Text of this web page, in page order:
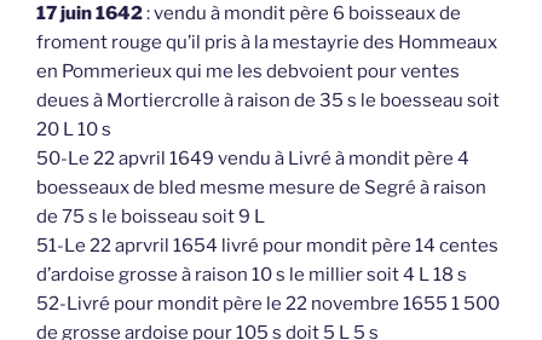
17 juin 1642: vendu à mondit père 6 boisseaux de
froment rouge qu’il pris à la mestayrie des Hommeaux
en Pommerieux qui me les debvoient pour ventes
deues à Mortiercrolle à raison de 35 s le boesseau soit
20 L 10 s
50-Le 22 apvril 1649 vendu à Livré à mondit père 4
boesseaux de bled mesme mesure de Segré à raison
de 75 s le boisseau soit 9 L
51-Le 22 aprvril 1654 livré pour mondit père 14 centes
d’ardoise grosse à raison 10 s le millier soit 4 L 18 s
52-Livré pour mondit père le 22 novembre 1655 1 500
de grosse ardoise pour 105 s doit 5 L 5 s